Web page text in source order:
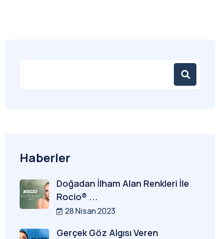
Haberler
Doğadan İlham Alan Renkleri İle
Rocio® ...
28 Nisan 2023
Gerçek Göz Algısı Veren